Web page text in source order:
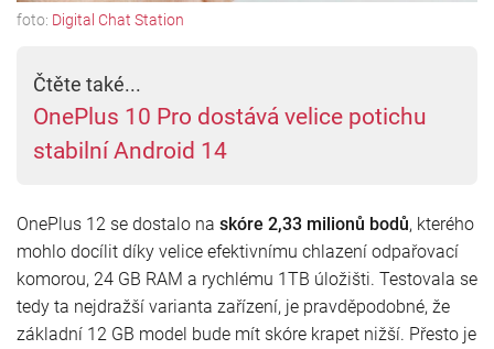
foto: Digital Chat Station
Čtěte také...
OnePlus 10 Pro dostává velice potichu
stabilní Android 14
OnePlus 12 se dostalo na skóre 2,33 milionů bodů, kterého
mohlo docílit díky velice efektivnímu chlazení odpařovací
komorou, 24 GB RAM a rychlému 1TB úložišti. Testovala se
tedy ta nejdražší varianta zařízení, je pravděpodobné, že
základní 12 GB model bude mít skóre krapet nižší. Přesto je